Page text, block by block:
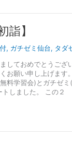
詣】
, ガチゼミ仙台, タダ
しておめでとうござ
お願い申し上げます
料学習会)とガチゼ
しました。 この２